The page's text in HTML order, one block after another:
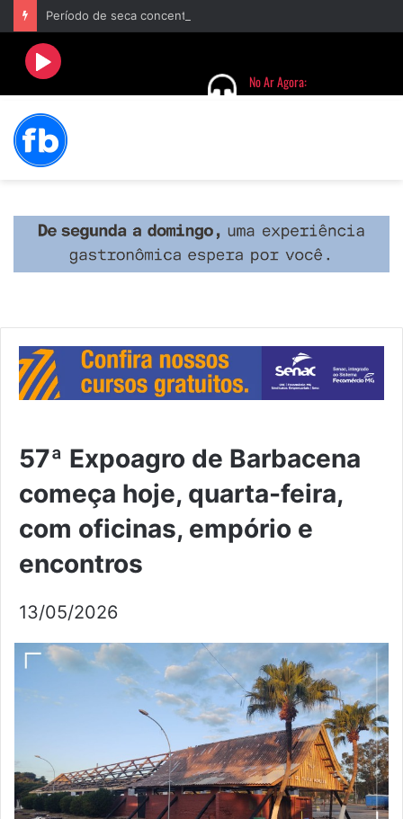
57ª Expoagro de Barbacena
começa hoje, quarta-feira,
com oficinas, empório e
encontros
13/05/2026